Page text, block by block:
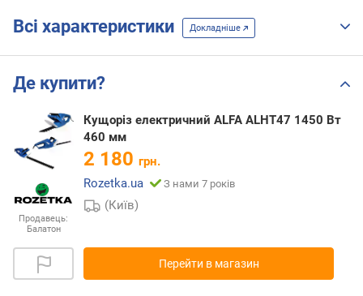
Всі характеристики Докладніше
Де купити?
Продавець:
Балатон
Кущоріз електричний ALFA ALHT47 1450 Вт
460 мм
2 180 грн.
Rozetka.ua
З нами 7 років
(Київ)
Перейти в магазин